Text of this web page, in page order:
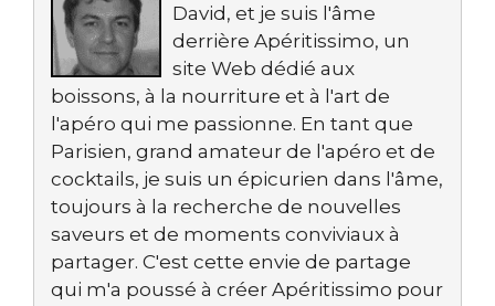
David, et je suis l'âme
derrière Apéritissimo, un
site Web dédié aux
boissons, à la nourriture et à l'art de
l'apéro qui me passionne. En tant que
Parisien, grand amateur de l'apéro et de
cocktails, je suis un épicurien dans l'âme,
toujours à la recherche de nouvelles
saveurs et de moments conviviaux à
partager. C'est cette envie de partage
qui m'a poussé à créer Apéritissimo pour